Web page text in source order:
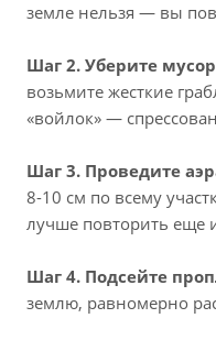
земле нельзя — вы
Шаг 2. Уберите
возьмите жесткие
«войлок» —
Шаг 3. Проведите
8-10 см по всему
лучше повторить еще
Шаг 4. Подсейте
землю, равномерно